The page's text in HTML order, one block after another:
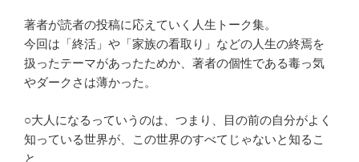
著者が読者の投稿に応えていく人生トーク集。
今回は「終活」や「家族の看取り」などの人生の終焉を
扱ったテーマがあったためか、著者の個性である毒っ気
やダークさは薄かった。
○大人になるっていうのは、つまり、目の前の自分がよく
知っている世界が、この世界のすべてじゃないと知るこ
と